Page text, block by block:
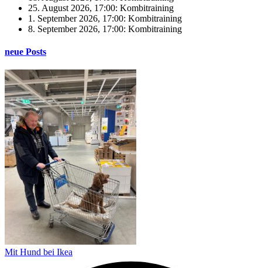
25. August 2026, 17:00: Kombitraining
1. September 2026, 17:00: Kombitraining
8. September 2026, 17:00: Kombitraining
neue Posts
Mit Hund bei Ikea